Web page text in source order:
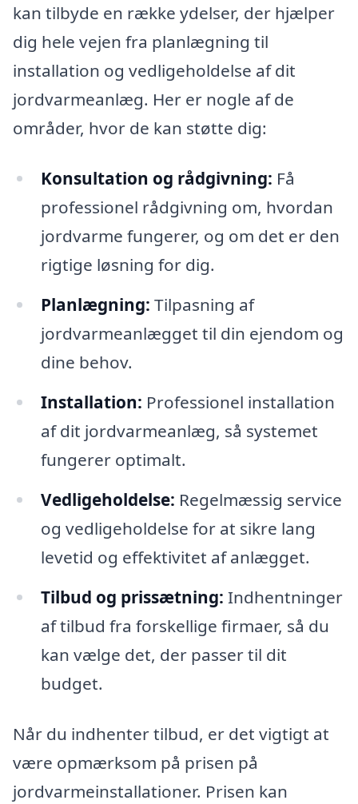
kan tilbyde en række ydelser, der hjælper
dig hele vejen fra planlægning til
installation og vedligeholdelse af dit
jordvarmeanlæg. Her er nogle af de
områder, hvor de kan støtte dig:
Konsultation og rådgivning: Få
professionel rådgivning om, hvordan
jordvarme fungerer, og om det er den
rigtige løsning for dig.
Planlægning: Tilpasning af
jordvarmeanlægget til din ejendom og
dine behov.
Installation: Professionel installation
af dit jordvarmeanlæg, så systemet
fungerer optimalt.
Vedligeholdelse: Regelmæssig service
og vedligeholdelse for at sikre lang
levetid og effektivitet af anlægget.
Tilbud og prissætning: Indhentninger
af tilbud fra forskellige firmaer, så du
kan vælge det, der passer til dit
budget.
Når du indhenter tilbud, er det vigtigt at
være opmærksom på prisen på
jordvarmeinstallationer. Prisen kan